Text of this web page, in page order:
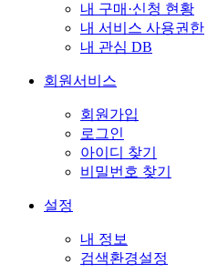
내 구매·신청 현황
내 서비스 사용권한
내 관심 DB
회원서비스
회원가입
로그인
아이디 찾기
비밀번호 찾기
설정
내 정보
검색환경설정